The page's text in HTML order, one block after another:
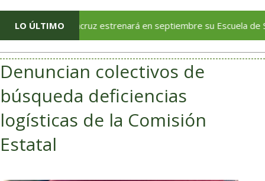
LO ÚLTIMO
Veracruz estrenará en septiembre su Escuela de Servicios
Denuncian colectivos de
búsqueda deficiencias
logísticas de la Comisión
Estatal